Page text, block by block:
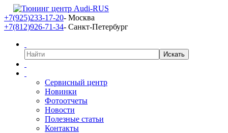
+7(925)233-17-20- Москва
+7(812)926-71-34- Санкт-Петербург
Сервисный центр
Новинки
Фотоотчеты
Новости
Полезные статьи
Контакты